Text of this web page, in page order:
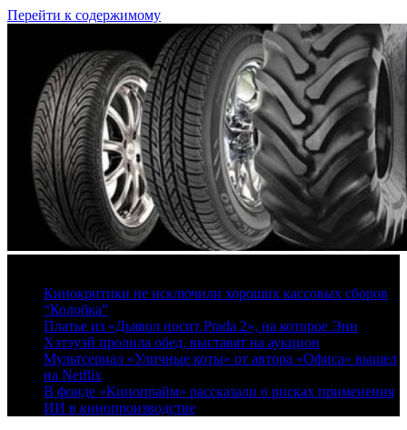
Перейти к содержимому
Кинокритики не исключили хороших кассовых сборов
“Колобка”
Платье из «Дьявол носит Prada 2», на которое Энн
Хэтэуэй пролила обед, выставят на аукцион
Мультсериал «Уличные коты» от автора «Офиса» вышел
на Netflix
В фонде «Кинопрайм» рассказали о рисках применения
ИИ в кинопроизводстве